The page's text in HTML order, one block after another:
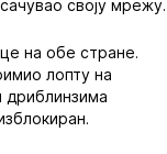
своју мрежу.
на обе стране.
лопту на
дриблинзима